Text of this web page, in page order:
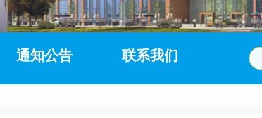
通知公告 联系我们